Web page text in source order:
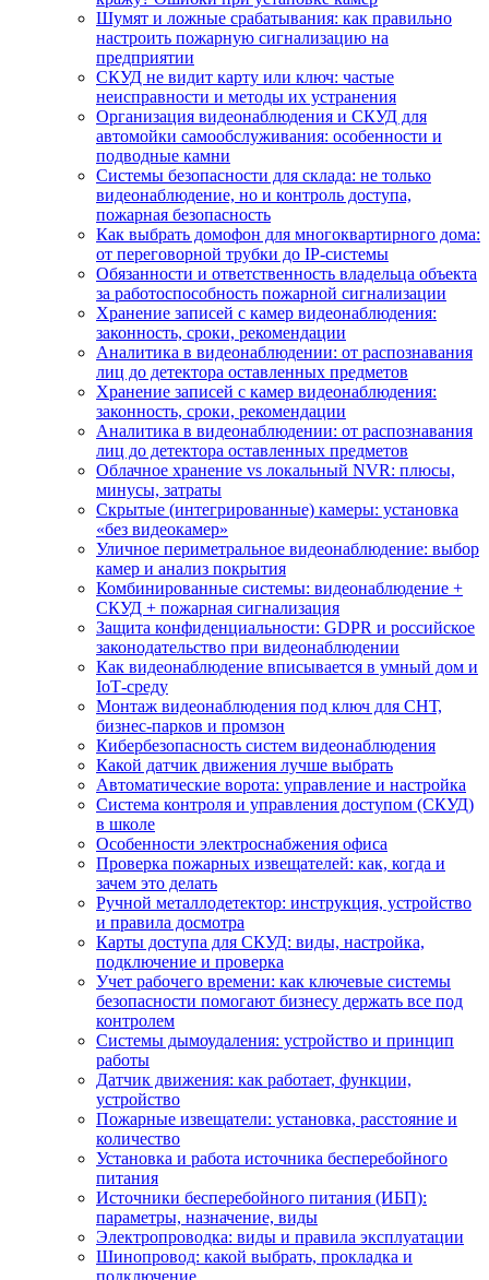
Шумят и ложные срабатывания: как правильно
настроить пожарную сигнализацию на
предприятии
СКУД не видит карту или ключ: частые
неисправности и методы их устранения
Организация видеонаблюдения и СКУД для
автомойки самообслуживания: особенности и
подводные камни
Системы безопасности для склада: не только
видеонаблюдение, но и контроль доступа,
пожарная безопасность
Как выбрать домофон для многоквартирного дома:
от переговорной трубки до IP-системы
Обязанности и ответственность владельца объекта
за работоспособность пожарной сигнализации
Хранение записей с камер видеонаблюдения:
законность, сроки, рекомендации
Аналитика в видеонаблюдении: от распознавания
лиц до детектора оставленных предметов
Хранение записей с камер видеонаблюдения:
законность, сроки, рекомендации
Аналитика в видеонаблюдении: от распознавания
лиц до детектора оставленных предметов
Облачное хранение vs локальный NVR: плюсы,
минусы, затраты
Скрытые (интегрированные) камеры: установка
«без видеокамер»
Уличное периметральное видеонаблюдение: выбор
камер и анализ покрытия
Комбинированные системы: видеонаблюдение +
СКУД + пожарная сигнализация
Защита конфиденциальности: GDPR и российское
законодательство при видеонаблюдении
Как видеонаблюдение вписывается в умный дом и
IoT‑среду
Монтаж видеонаблюдения под ключ для СНТ,
бизнес‑парков и промзон
Кибербезопасность систем видеонаблюдения
Какой датчик движения лучше выбрать
Автоматические ворота: управление и настройка
Система контроля и управления доступом (СКУД)
в школе
Особенности электроснабжения офиса
Проверка пожарных извещателей: как, когда и
зачем это делать
Ручной металлодетектор: инструкция, устройство
и правила досмотра
Карты доступа для СКУД: виды, настройка,
подключение и проверка
Учет рабочего времени: как ключевые системы
безопасности помогают бизнесу держать все под
контролем
Системы дымоудаления: устройство и принцип
работы
Датчик движения: как работает, функции,
устройство
Пожарные извещатели: установка, расстояние и
количество
Установка и работа источника бесперебойного
питания
Источники бесперебойного питания (ИБП):
параметры, назначение, виды
Электропроводка: виды и правила эксплуатации
Шинопровод: какой выбрать, прокладка и
подключение